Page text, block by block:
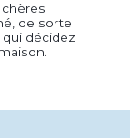
de sorte
décidez